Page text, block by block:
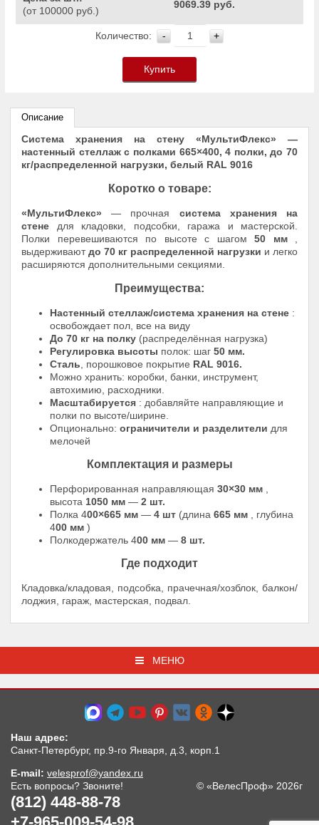
(от 100000 руб.)
9069.39 руб.
Количество: - +
Купить
Описание
Система хранения на стену «МультиФлекс» —
настенный стеллаж с полками 665×400, 4 полки, до 70
кг/распределенной нагрузки, белый RAL 9016
Коротко о товаре:
«МультиФлекс» — прочная система хранения на
стене для кладовки, подсобки, гаража и мастерской.
Полки перевешиваются по высоте с шагом 50 мм,
выдерживаютдо 70 кг распределенной нагрузки и легко
расширяются дополнительными секциями.
Преимущества:
Настенный стеллаж/система хранения на стене :
освобождает пол, все на виду
До 70 кг на полку (распределённая нагрузка)
Регулировка высоты полок: шаг 50 мм.
Сталь , порошковое покрытие RAL 9016.
Можно хранить: коробки, банки, инструмент,
автохимию, расходники.
Масштабируется : добавляйте направляющие и
полки по высоте/ширине.
Опционально: ограничители и разделители для
мелочей
Комплектация и размеры
Перфорированная направляющая 30×30 мм
высота 1050 мм — 2 шт.
Полка 400×665 мм — 4 шт (длина 665 мм , глубина
400 мм )
Полкодержатель 400 мм — 8 шт.
Где подходит
Кладовка/кладовая, подсобка, прачечная/хозблок, балкон/
лоджия, гараж, мастерская, подвал.
МЕНЮ
Наш адрес:
Санкт-Петербург, пр.9-го Января, д.3, корп.1
E-mail: velesprof@yandex.ru
Есть вопросы? Звоните!
(812) 448-88-78
© «ВелесПроф» 2026г